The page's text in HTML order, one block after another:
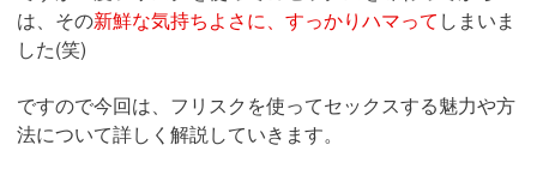
は、その新鮮な気持ちよさに、すっかりハマって しまいま
した(笑)
ですので今回は、フリスクを使ってセックスする魅力や方
法について詳しく解説していきます。